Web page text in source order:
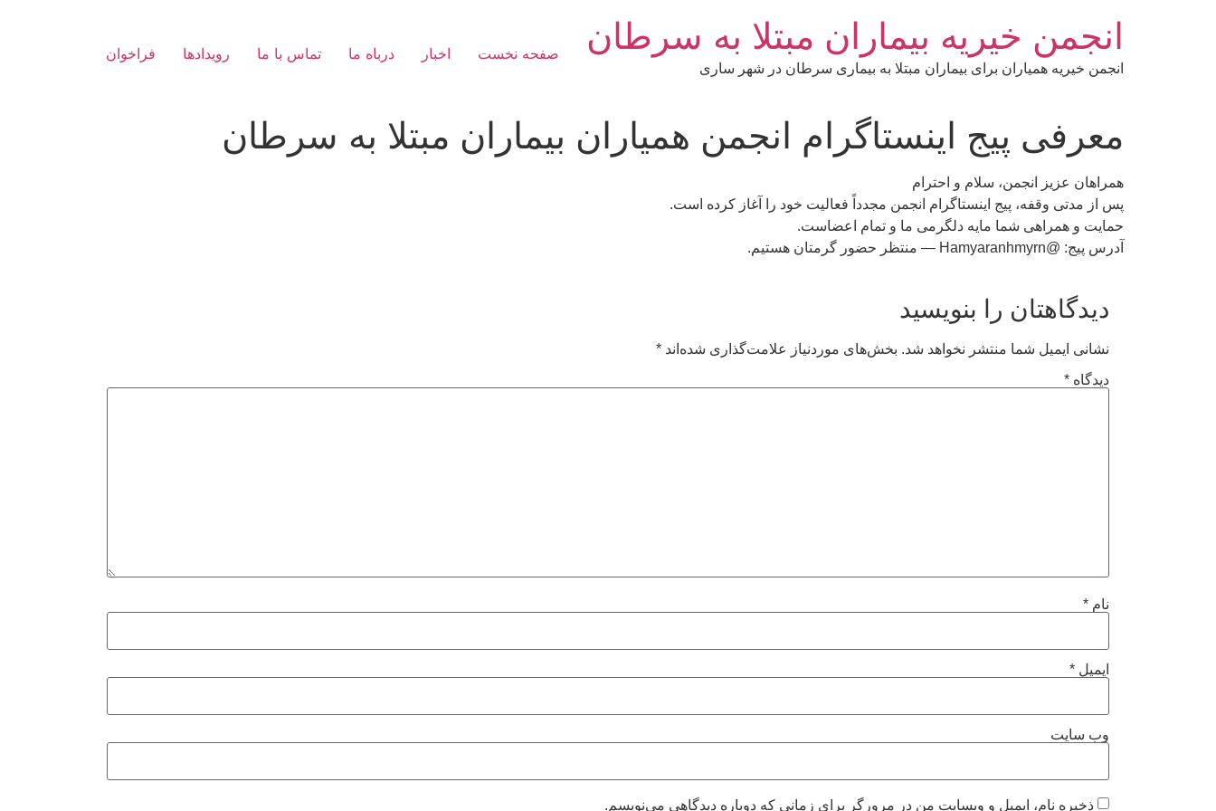
انجمن خیریه بیماران مبتلا به سرطان
انجمن خیریه همیاران برای بیماران مبتلا به بیماری سرطان در شهر ساری
صفحه نخست اخبار درباه ما تماس با ما رویدادها فراخوان
معرفی پیج اینستاگرام انجمن همیاران بیماران مبتلا به سرطان
همراهان عزیز انجمن، سلام و احترام
پس از مدتی وقفه، پیج اینستاگرام انجمن مجدداً فعالیت خود را آغاز کرده است.
حمایت و همراهی شما مایه دلگرمی ما و تمام اعضاست.
آدرس پیج: @Hamyaranhmyrn — منتظر حضور گرمتان هستیم.
دیدگاهتان را بنویسید
نشانی ایمیل شما منتشر نخواهد شد. بخش‌های موردنیاز علامت‌گذاری شده‌اند *
دیدگاه *
نام *
ایمیل *
وب‌ سایت
ذخیره نام، ایمیل و وبسایت من در مرورگر برای زمانی که دوباره دیدگاهی می‌نویسم.